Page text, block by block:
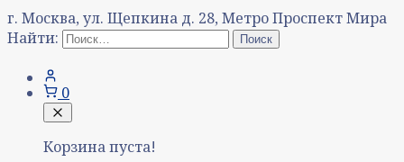
г. Москва, ул. Щепкина д. 28, Метро Проспект Мира
Найти:
0
Корзина пуста!